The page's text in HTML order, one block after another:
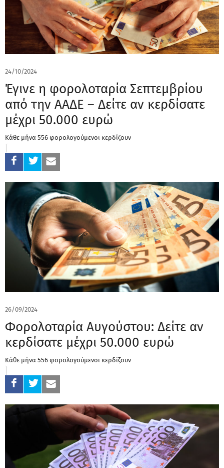
24/10/2024
Έγινε η φορολοταρία Σεπτεμβρίου
από την ΑΑΔΕ – Δείτε αν κερδίσατε
μέχρι 50.000 ευρώ
Κάθε μήνα 556 φορολογούμενοι κερδίζουν
26/09/2024
Φορολοταρία Αυγούστου: Δείτε αν
κερδίσατε μέχρι 50.000 ευρώ
Κάθε μήνα 556 φορολογούμενοι κερδίζουν